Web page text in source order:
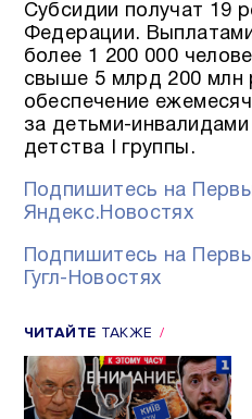
Субсидии получат 19
Федерации.
более 1 200 000
свыше 5 млрд 200 млн
обеспечение
за детьми-
детства I группы.
Подпишитесь на
Яндекс.Новостях
Подпишитесь на
Гугл-Новостях
ЧИТАЙТЕ ТАКЖЕ